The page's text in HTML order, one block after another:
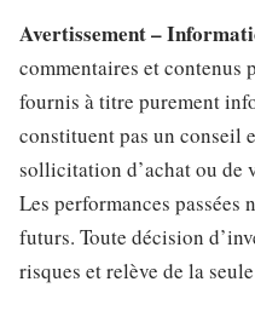
Avertissement –
commentaires et contenus
fournis à titre purement
constituent pas un conseil
sollicitation d’achat ou de
Les performances passées
futurs. Toute décision
risques et relève de la